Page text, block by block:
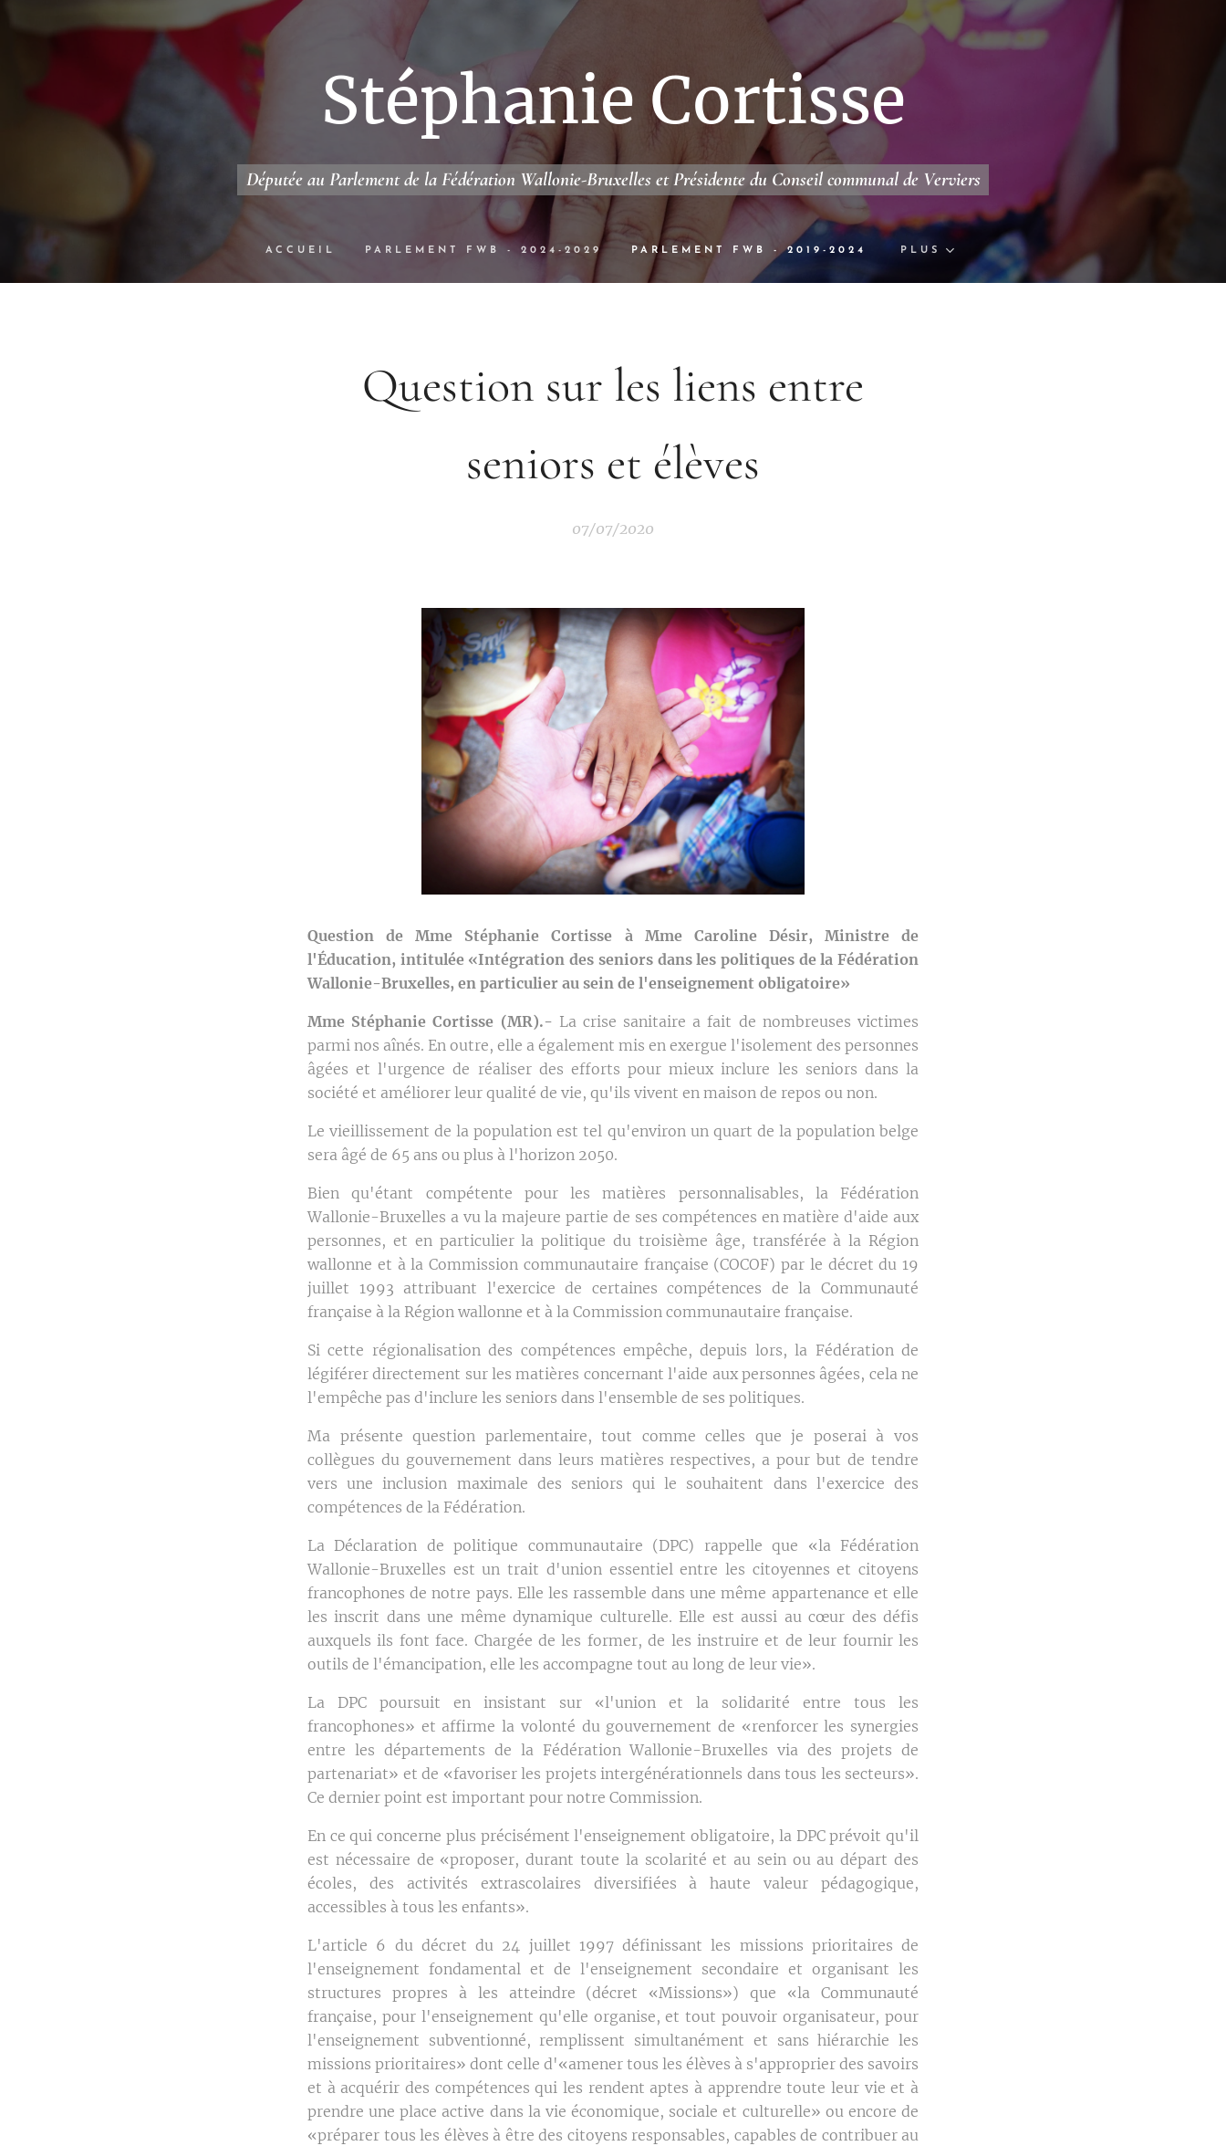
Stéphanie Cortisse
Députée au Parlement de la Fédération Wallonie-Bruxelles et Présidente du Conseil communal de Verviers
ACCUEIL PARLEMENT FWB - 2024-2029 PARLEMENT FWB - 2019-2024 PLUS
Question sur les liens entre
seniors et élèves
07/07/2020
Question de Mme Stéphanie Cortisse à Mme Caroline Désir, Ministre de
l'Éducation, intitulée «Intégration des seniors dans les politiques de la Fédération
Wallonie-Bruxelles, en particulier au sein de l'enseignement obligatoire»
Mme Stéphanie Cortisse (MR).- La crise sanitaire a fait de nombreuses victimes
parmi nos aînés. En outre, elle a également mis en exergue l'isolement des personnes
âgées et l'urgence de réaliser des efforts pour mieux inclure les seniors dans la
société et améliorer leur qualité de vie, qu'ils vivent en maison de repos ou non.
Le vieillissement de la population est tel qu'environ un quart de la population belge
sera âgé de 65 ans ou plus à l'horizon 2050.
Bien qu'étant compétente pour les matières personnalisables, la Fédération
Wallonie-Bruxelles a vu la majeure partie de ses compétences en matière d'aide aux
personnes, et en particulier la politique du troisième âge, transférée à la Région
wallonne et à la Commission communautaire française (COCOF) par le décret du 19
juillet 1993 attribuant l'exercice de certaines compétences de la Communauté
française à la Région wallonne et à la Commission communautaire française.
Si cette régionalisation des compétences empêche, depuis lors, la Fédération de
légiférer directement sur les matières concernant l'aide aux personnes âgées, cela ne
l'empêche pas d'inclure les seniors dans l'ensemble de ses politiques.
Ma présente question parlementaire, tout comme celles que je poserai à vos
collègues du gouvernement dans leurs matières respectives, a pour but de tendre
vers une inclusion maximale des seniors qui le souhaitent dans l'exercice des
compétences de la Fédération.
La Déclaration de politique communautaire (DPC) rappelle que «la Fédération
Wallonie-Bruxelles est un trait d'union essentiel entre les citoyennes et citoyens
francophones de notre pays. Elle les rassemble dans une même appartenance et elle
les inscrit dans une même dynamique culturelle. Elle est aussi au cœur des défis
auxquels ils font face. Chargée de les former, de les instruire et de leur fournir les
outils de l'émancipation, elle les accompagne tout au long de leur vie».
La DPC poursuit en insistant sur «l'union et la solidarité entre tous les
francophones» et affirme la volonté du gouvernement de «renforcer les synergies
entre les départements de la Fédération Wallonie-Bruxelles via des projets de
partenariat» et de «favoriser les projets intergénérationnels dans tous les secteurs».
Ce dernier point est important pour notre Commission.
En ce qui concerne plus précisément l'enseignement obligatoire, la DPC prévoit qu'il
est nécessaire de «proposer, durant toute la scolarité et au sein ou au départ des
écoles, des activités extrascolaires diversifiées à haute valeur pédagogique,
accessibles à tous les enfants».
L'article 6 du décret du 24 juillet 1997 définissant les missions prioritaires de
l'enseignement fondamental et de l'enseignement secondaire et organisant les
structures propres à les atteindre (décret «Missions») que «la Communauté
française, pour l'enseignement qu'elle organise, et tout pouvoir organisateur, pour
l'enseignement subventionné, remplissent simultanément et sans hiérarchie les
missions prioritaires» dont celle d'«amener tous les élèves à s'approprier des savoirs
et à acquérir des compétences qui les rendent aptes à apprendre toute leur vie et à
prendre une place active dans la vie économique, sociale et culturelle» ou encore de
«préparer tous les élèves à être des citoyens responsables, capables de contribuer au